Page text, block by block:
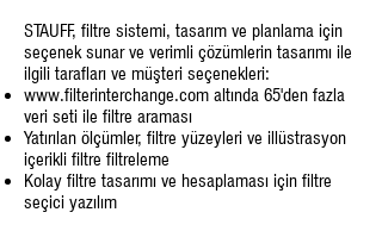
STAUFF, filtre sistemi, tasarım ve planlama için
seçenek sunar ve verimli çözümlerin tasarımı ile
ilgili tarafları ve müşteri seçenekleri:
www.filterinterchange.com altında 65'den fazla
veri seti ile filtre araması
Yatırılan ölçümler, filtre yüzeyleri ve illüstrasyon
içerikli filtre filtreleme
Kolay filtre tasarımı ve hesaplaması için filtre
seçici yazılım